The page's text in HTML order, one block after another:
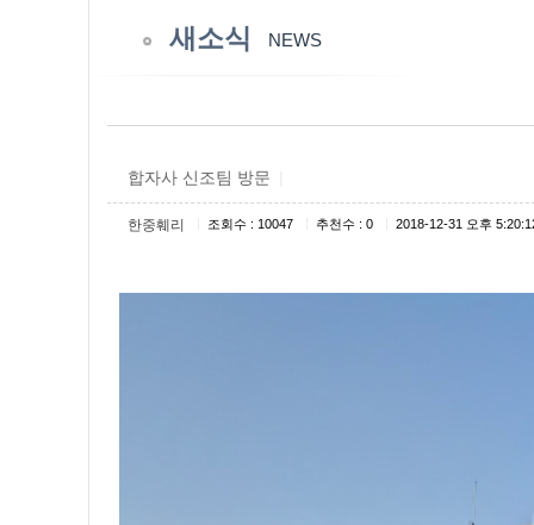
새소식 NEWS
합자사 신조팀 방문
한중훼리 조회수 : 10047 추천수 : 0 2018-12-31 오후